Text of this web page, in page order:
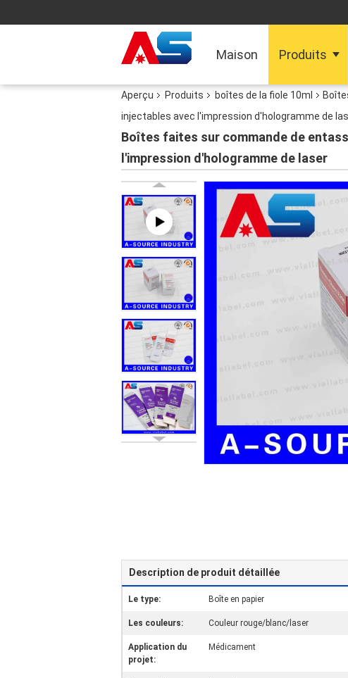
Maison Produits
Aperçu Produits boîtes de la fiole 10ml
injectables avec l'impression d'hologramme de
Boîtes faites sur commande de
l'impression d'hologramme de laser
Description de produit détaillée
Le type: Boîte en papier
Les couleurs: Couleur rouge/blanc/laser
Application du
projet:
Médicament